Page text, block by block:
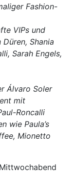
Fashion-
VIPs und
Shania
Sarah Engels,
Álvaro Soler
mit
Roncalli
wie Paula’s
Mionetto